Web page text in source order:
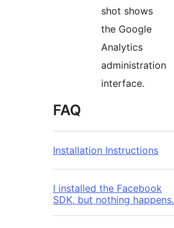
shot shows
the Google
Analytics
administration
interface.
FAQ
Installation Instructions
I installed the Facebook
SDK, but nothing happens.